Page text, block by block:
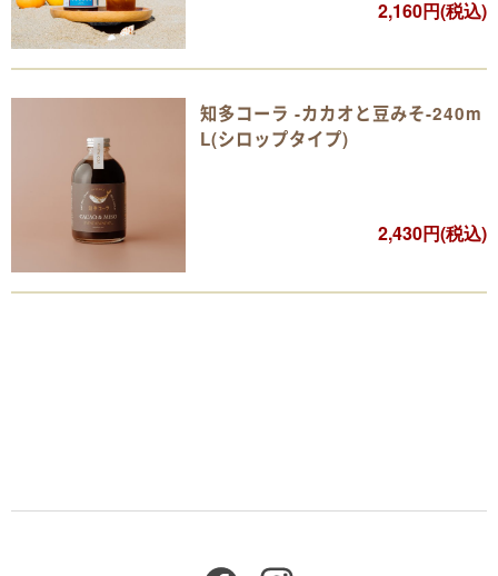
2,160円(税込)
知多コーラ -カカオと豆みそ-240m
L(シロップタイプ)
2,430円(税込)